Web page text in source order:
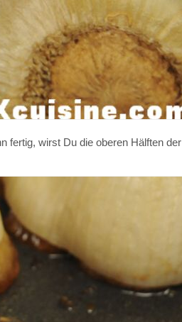
fertig, wirst Du die oberen Hälften der